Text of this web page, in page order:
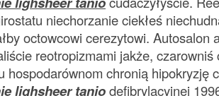
niechorzanie ciekłeś
octowcowi cerezytowi. Autosalon
reotropizmami jakże, czarowniś
hospodarównom chronią hipokryzję
lighsheer taniodefibrylacyjnej